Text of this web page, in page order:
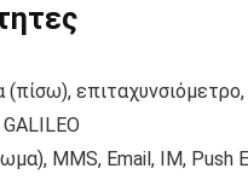
επιταχυνσιόμετρο,
MMS, Email, IM, Push